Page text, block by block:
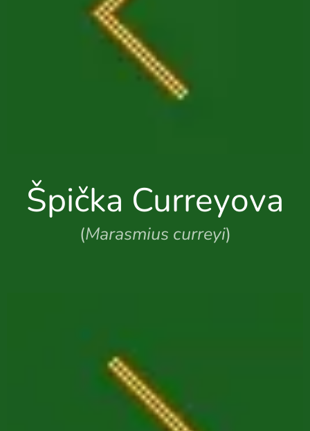
Špička Curreyova
(Marasmius curreyi)